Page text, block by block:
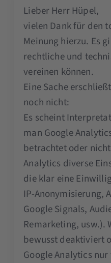
Lieber Herr Hüpel,
vielen Dank für den
Meinung hierzu. Es
rechtliche und
vereinen können.
Eine Sache
noch nicht:
Es scheint
man Google
betrachtet oder
Analytics diverse
die klar eine
IP-Anonymisierung,
Google Signals,
Remarketing, usw.).
bewusst deaktiviert
Google Analytics